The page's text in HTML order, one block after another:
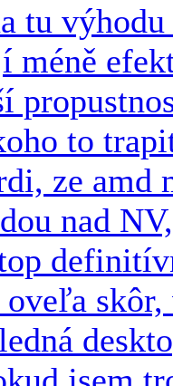
tu
méně
to
ze
nad